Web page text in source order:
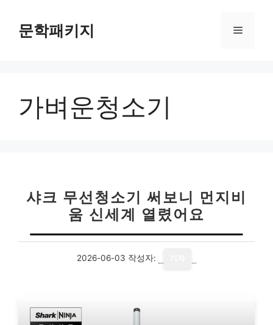
문학패키지 메
가벼운청소기
샤크 무선청소기 써보니 먼지비
움 신세계 열렸어요
2026-06-03 작성자: